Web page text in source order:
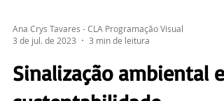
Ana Crys Tavares - CLA Programação Visual
3 de jul. de 2023
3 min de leitura